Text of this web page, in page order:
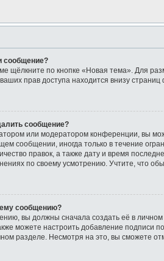
сообщение?
щёлкните по кнопке «Новая тема». Для
прав доступа находится внизу
сообщение?
или модератором конференции, вы
сообщении, иногда только в течение
правок, а также дату и время
по своему усмотрению. Учтите, что
сообщению?
вы должны сначала создать её в
можете настроить добавление
разделе. Несмотря на это, вы сможете